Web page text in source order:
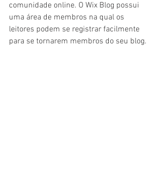
comunidade online. O Wix Blog possui
uma área de membros na qual os
leitores podem se registrar facilmente
para se tornarem membros do seu blog.